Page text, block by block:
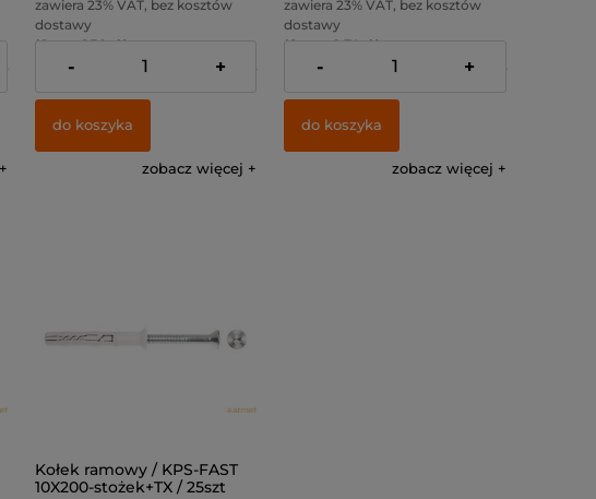
zawiera 23% VAT, bez kosztów
dostawy
( 1 szt = 1,30 zł )
Cena netto:
52,85 zł
- +
do koszyka
zobacz więcej
zawiera 23% VAT, bez kosztów
dostawy
( 1 szt = 0,74 zł )
Cena netto:
30,08 zł
- +
do koszyka
zobacz więcej
Kołek ramowy / KPS-FAST
10X200-stożek+TX / 25szt